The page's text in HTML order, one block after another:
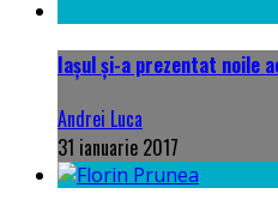
Iașul și-a prezentat noile
Andrei Luca
31 ianuarie 2017